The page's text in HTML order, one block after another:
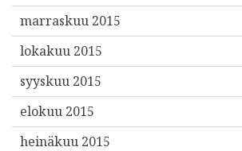
marraskuu 2015
lokakuu 2015
syyskuu 2015
elokuu 2015
heinäkuu 2015